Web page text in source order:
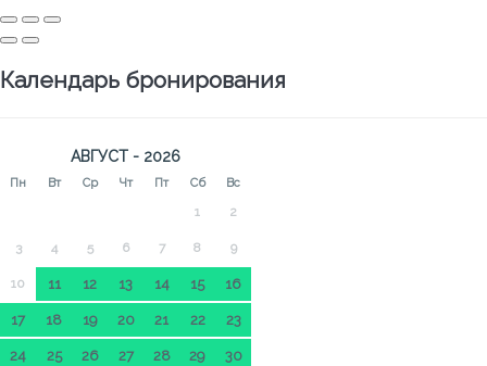
Календарь бронирования
АВГУСТ - 2026
Пн Вт Ср Чт Пт Сб Вс
1 2
3 4 5 6 7 8 9
10 11 12 13 14 15 16
17 18 19 20 21 22 23
24 25 26 27 28 29 30